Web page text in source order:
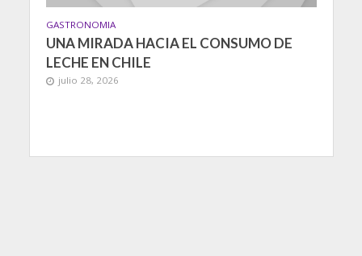
GASTRONOMIA
UNA MIRADA HACIA EL CONSUMO DE
LECHE EN CHILE
julio 28, 2026